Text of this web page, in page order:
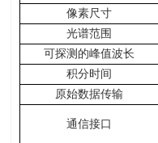
像素尺寸
光谱范围
可探测的峰值波长
积分时间
原始数据传输
通信接口